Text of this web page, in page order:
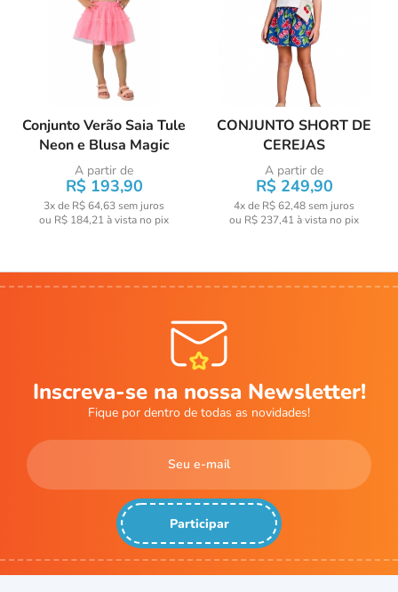
Conjunto Verão Saia Tule
Neon e Blusa Magic
A partir de
R$ 193,90
3x de R$ 64,63sem juros
ou R$ 184,21 à vista no pix
CONJUNTO SHORT DE
CEREJAS
A partir de
R$ 249,90
4x de R$ 62,48sem juros
ou R$ 237,41 à vista no pix
Inscreva-se na nossa Newsletter!
Fique por dentro de todas as novidades!
Participar